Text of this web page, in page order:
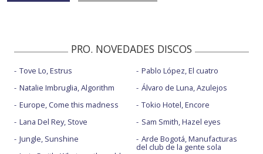
PRO. NOVEDADES DISCOS
Tove Lo, Estrus
Natalie Imbruglia, Algorithm
Europe, Come this madness
Lana Del Rey, Stove
Jungle, Sunshine
Pablo López, El cuatro
Álvaro de Luna, Azulejos
Tokio Hotel, Encore
Sam Smith, Hazel eyes
Arde Bogotá, Manufacturas
del club de la gente sola